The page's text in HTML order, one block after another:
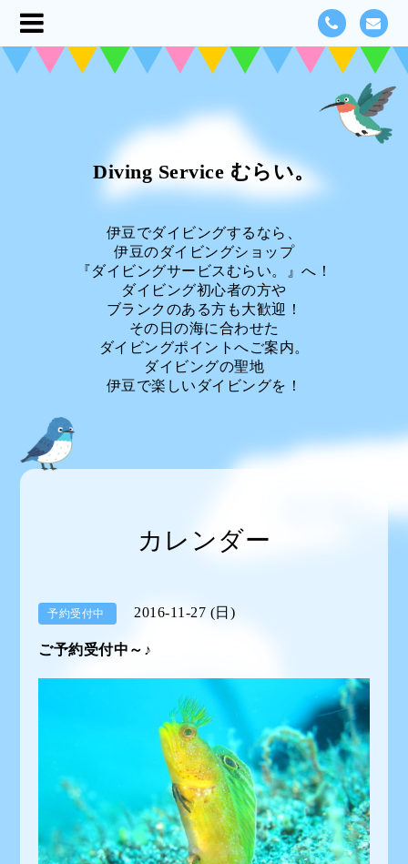
Diving Service むらい。
伊豆でダイビングするなら、
伊豆のダイビングショップ
『ダイビングサービスむらい。』へ！
ダイビング初心者の方や
ブランクのある方も大歓迎！
その日の海に合わせた
ダイビングポイントへご案内。
ダイビングの聖地
伊豆で楽しいダイビングを！
カレンダー
予約受付中 2016-11-27 (日)
ご予約受付中～♪